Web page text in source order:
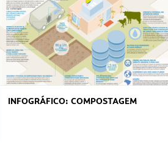
INFOGRÁFICO: COMPOSTAGEM